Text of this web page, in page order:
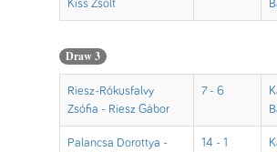
Kiss Zsolt
Draw 3
Riesz-Rókusfalvy
Zsófia - Riesz Gábor
7 - 6
Palancsa Dorottya -
14 - 1